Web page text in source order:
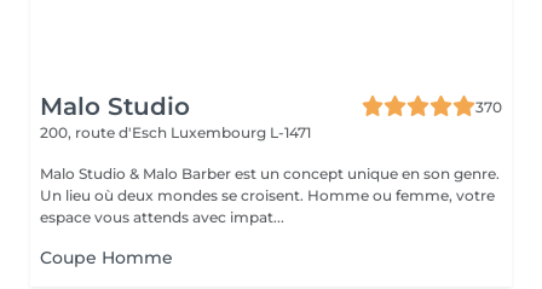
Malo Studio
370
200, route d'Esch Luxembourg L-1471
Malo Studio & Malo Barber est un concept unique en son genre.
Un lieu où deux mondes se croisent. Homme ou femme, votre
espace vous attends avec impat...
Coupe Homme